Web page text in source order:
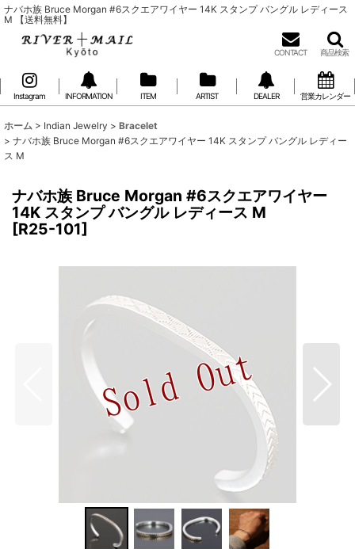
ナバホ族 Bruce Morgan #6スクエアワイヤー 14K スタンプ バングル レディース
M 【送料無料】
CONTACT 商品検索
Instagram INFORMATION ITEM ARTIST DEALER 営業カレンダー
ホーム > Indian Jewelry > Bracelet
> ナバホ族 Bruce Morgan #6スクエアワイヤー 14K スタンプ バングル レディー
ス M
ナバホ族 Bruce Morgan #6スクエアワイヤー
14K スタンプ バングル レディース M
[R25-101]